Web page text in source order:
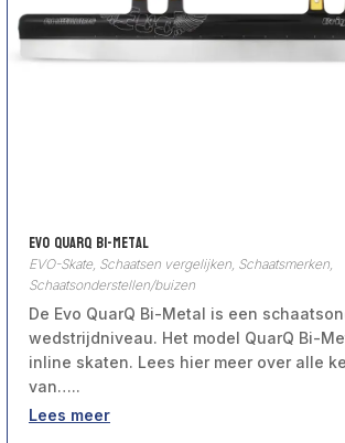
Evo QuarQ Bi-Metal
EVO-Skate, Schaatsen vergelijken, Schaatsmerken,
Schaatsonderstellen/buizen
De Evo QuarQ Bi-Metal is een
wedstrijdniveau. Het model QuarQ Bi-
inline skaten. Lees hier meer over alle
van…..
Lees meer